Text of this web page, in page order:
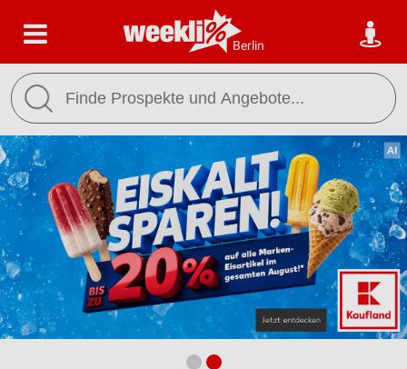
Berlin